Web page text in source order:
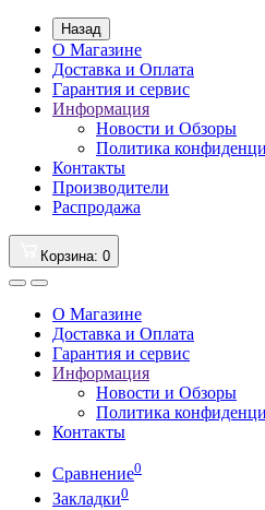
Назад
О Магазине
Доставка и Оплата
Гарантия и сервис
Информация
Новости и Обзоры
Политика
Контакты
Производители
Распродажа
Корзина: 0
О Магазине
Доставка и Оплата
Гарантия и сервис
Информация
Новости и Обзоры
Политика
Контакты
Сравнение0
Закладки0